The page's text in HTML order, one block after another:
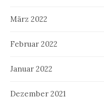
März 2022
Februar 2022
Januar 2022
Dezember 2021